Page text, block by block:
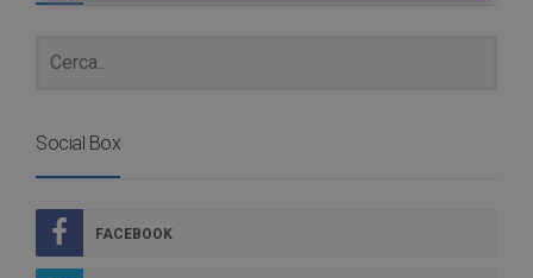
Social Box
FACEBOOK